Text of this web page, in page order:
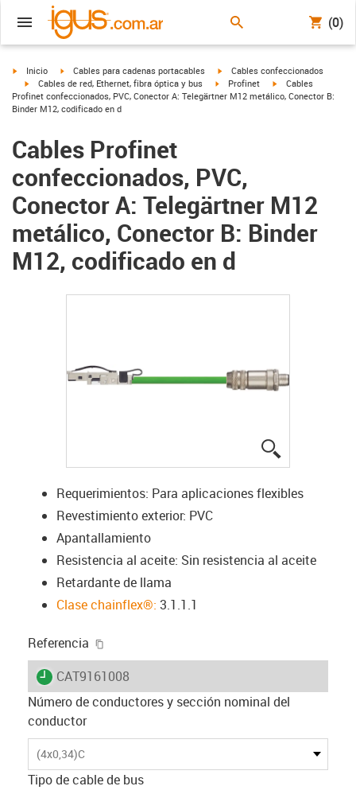
(0)
igus-icon-arrow-right
Inicio igus-icon-arrow-right
Cables para cadenas portacables igus-icon-arrow-right
Cables confeccionados
igus-icon-arrow-right
Cables de red, Ethernet, fibra óptica y bus igus-icon-arrow-right
Profinet igus-icon-arrow-
Cables
Profinet confeccionados, PVC, Conector A: Telegärtner M12 metálico, Conector B:
Binder M12, codificado en d
Cables Profinet
confeccionados, PVC,
Conector A: Telegärtner M12
metálico, Conector B: Binder
M12, codificado en d
Requerimientos: Para aplicaciones flexibles
Revestimiento exterior: PVC
Apantallamiento
Resistencia al aceite: Sin resistencia al aceite
Retardante de llama
Clase chainflex®: 3.1.1.1
Referencia
igus-icon-lieferzeit
CAT9161008
Número de conductores y sección nominal del
conductor
(4x0,34)C
Tipo de cable de bus